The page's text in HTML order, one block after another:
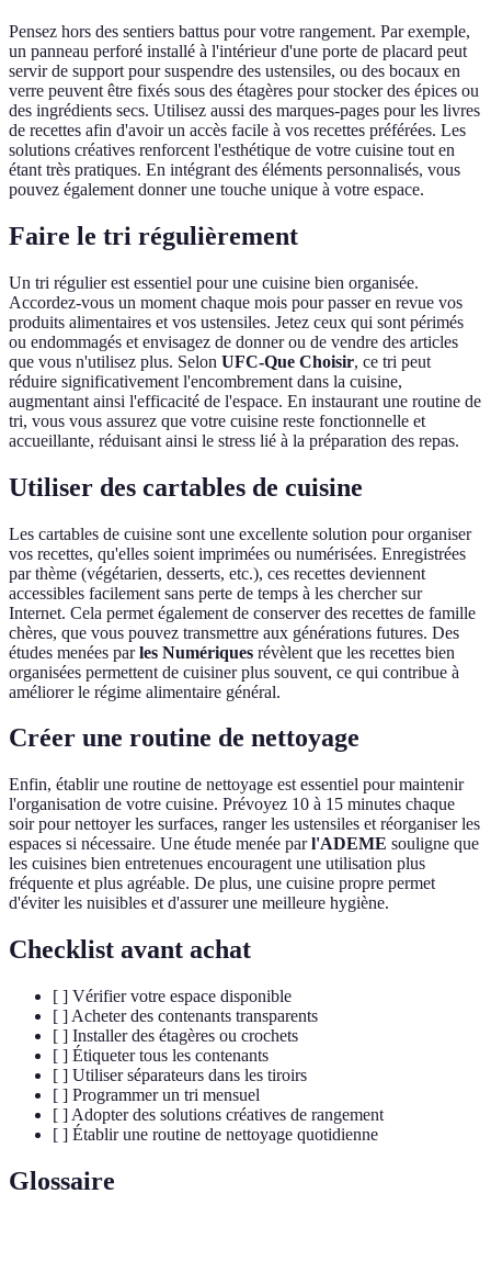
Pensez hors des sentiers battus pour votre rangement. Par exemple,
un panneau perforé installé à l'intérieur d'une porte de placard peut
servir de support pour suspendre des ustensiles, ou des bocaux en
verre peuvent être fixés sous des étagères pour stocker des épices ou
des ingrédients secs. Utilisez aussi des marques-pages pour les livres
de recettes afin d'avoir un accès facile à vos recettes préférées. Les
solutions créatives renforcent l'esthétique de votre cuisine tout en
étant très pratiques. En intégrant des éléments personnalisés, vous
pouvez également donner une touche unique à votre espace.
Faire le tri régulièrement
Un tri régulier est essentiel pour une cuisine bien organisée.
Accordez-vous un moment chaque mois pour passer en revue vos
produits alimentaires et vos ustensiles. Jetez ceux qui sont périmés
ou endommagés et envisagez de donner ou de vendre des articles
que vous n'utilisez plus. Selon UFC-Que Choisir, ce tri peut
réduire significativement l'encombrement dans la cuisine,
augmentant ainsi l'efficacité de l'espace. En instaurant une routine de
tri, vous vous assurez que votre cuisine reste fonctionnelle et
accueillante, réduisant ainsi le stress lié à la préparation des repas.
Utiliser des cartables de cuisine
Les cartables de cuisine sont une excellente solution pour organiser
vos recettes, qu'elles soient imprimées ou numérisées. Enregistrées
par thème (végétarien, desserts, etc.), ces recettes deviennent
accessibles facilement sans perte de temps à les chercher sur
Internet. Cela permet également de conserver des recettes de famille
chères, que vous pouvez transmettre aux générations futures. Des
études menées parles Numériques révèlent que les recettes bien
organisées permettent de cuisiner plus souvent, ce qui contribue à
améliorer le régime alimentaire général.
Créer une routine de nettoyage
Enfin, établir une routine de nettoyage est essentiel pour maintenir
l'organisation de votre cuisine. Prévoyez 10 à 15 minutes chaque
soir pour nettoyer les surfaces, ranger les ustensiles et réorganiser les
espaces si nécessaire. Une étude menée parl'ADEME souligne que
les cuisines bien entretenues encouragent une utilisation plus
fréquente et plus agréable. De plus, une cuisine propre permet
d'éviter les nuisibles et d'assurer une meilleure hygiène.
Checklist avant achat
[ ] Vérifier votre espace disponible
[ ] Acheter des contenants transparents
[ ] Installer des étagères ou crochets
[ ] Étiqueter tous les contenants
[ ] Utiliser séparateurs dans les tiroirs
[ ] Programmer un tri mensuel
[ ] Adopter des solutions créatives de rangement
[ ] Établir une routine de nettoyage quotidienne
Glossaire